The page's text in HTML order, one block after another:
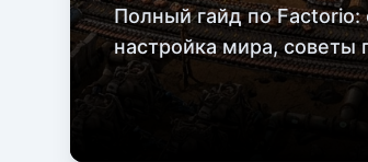
Полный гайд по Factorio:
настройка мира, советы